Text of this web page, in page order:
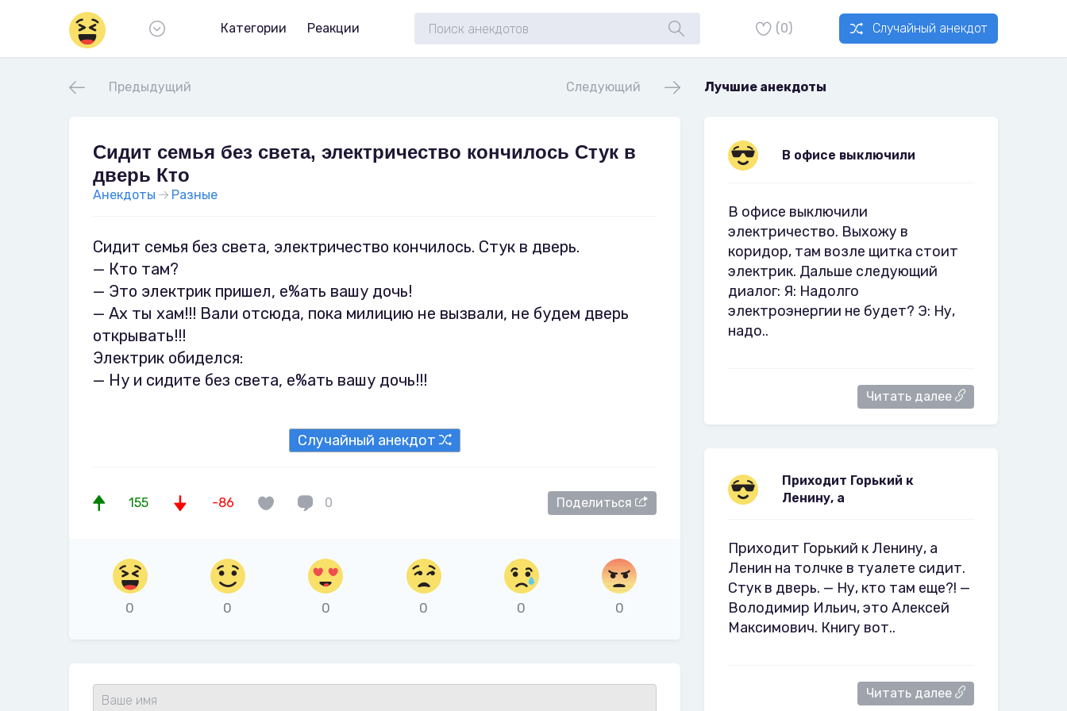
Категории Реакции (0) Случайный анекдот
Предыдущий Следующий Лучшие анекдоты
Сидит семья без света, электричество кончилось Стук в
дверь Кто
Анекдоты Разные
Сидит семья без света, электричество кончилось. Стук в дверь.
— Кто там?
— Это электрик пришел, е%ать вашу дочь!
— Ах ты хам!!! Вали отсюда, пока милицию не вызвали, не будем дверь
открывать!!!
Электрик обиделся:
— Hу и сидите без света, е%ать вашу дочь!!!
Случайный анекдот
155 -86 0 Поделиться
0 0 0 0 0 0
В офисе выключили
В офисе выключили
электричество. Выхожу в
коридор, там возле щитка стоит
электрик. Дальше следующий
диалог: Я: Надолго
электроэнергии не будет? Э: Ну,
надо..
Читать далее
Приходит Горький к
Ленину, а
Приходит Горький к Ленину, а
Ленин на толчке в туалете сидит.
Стук в дверь. — Ну, кто там еще?! —
Володимир Ильич, это Алексей
Максимович. Книгу вот..
Читать далее